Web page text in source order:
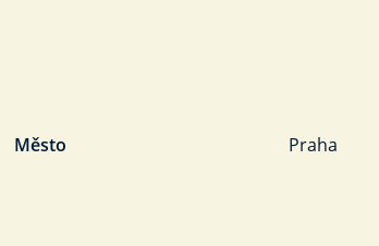
Město
Praha